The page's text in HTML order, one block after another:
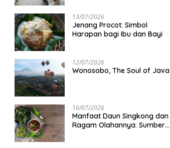
13/07/2026
Jenang Procot: Simbol
Harapan bagi Ibu dan Bayi
12/07/2026
Wonosobo, The Soul of Java
10/07/2026
Manfaat Daun Singkong dan
Ragam Olahannya: Sumber